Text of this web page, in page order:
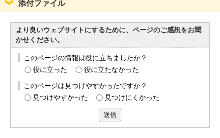
添付ファイル
より良いウェブサイトにするために、ページのご感想をお聞
かせください。
このページの情報は役に立ちましたか？
役に立った
役に立たなかった
このページは見つけやすかったですか？
見つけやすかった
見つけにくかった
送信